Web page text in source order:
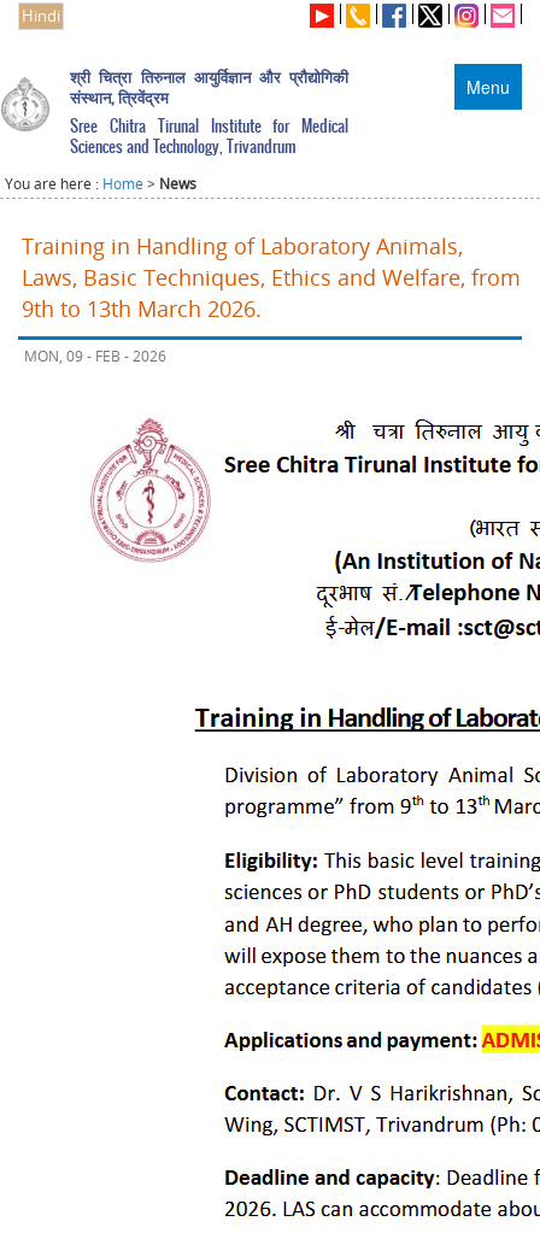
Hindi
Menu
श्री चित्रा तिरुनाल आयुर्विज्ञान और प्रौद्योगिकी
संस्थान, त्रिवेंद्रम
Sree Chitra Tirunal Institute for Medical
Sciences and Technology, Trivandrum
You are here : Home > News
Training in Handling of Laboratory Animals,
Laws, Basic Techniques, Ethics and Welfare, from
9th to 13th March 2026.
MON, 09 - FEB - 2026